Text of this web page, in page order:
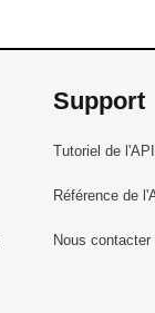
Support
Tutoriel de l'API
Référence de
Nous contacter